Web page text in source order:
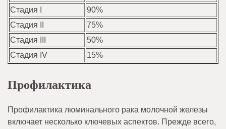
Стадия I
90%
Стадия II
75%
Стадия III
50%
Стадия IV
15%
Профилактика
Профилактика люминального рака молочной железы
включает несколько ключевых аспектов. Прежде всего,